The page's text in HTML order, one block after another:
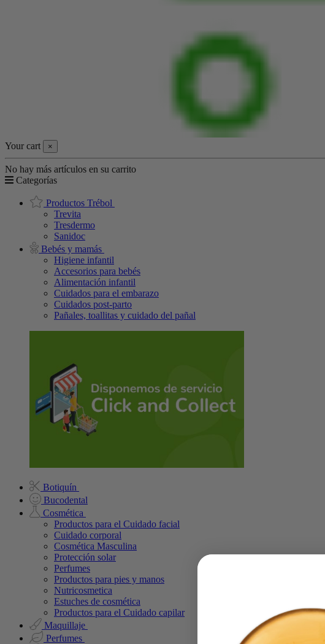
Your cart ×
No hay más artículos en su carrito
Categorías
Productos Trébol
Trevita
Tresdermo
Sanidoc
Bebés y mamás
Higiene infantil
Accesorios para bebés
Alimentación infantil
Cuidados para el embarazo
Cuidados post-parto
Pañales, toallitas y cuidado del pañal
Botiquín
Bucodental
Cosmética
Productos para el Cuidado facial
Cuidado corporal
Cosmética Masculina
Protección solar
Perfumes
Productos para pies y manos
Nutricosmetica
Estuches de cosmética
Productos para el Cuidado capilar
Maquillaje
Perfumes